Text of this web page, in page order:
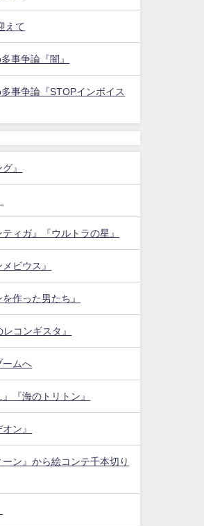
えて
事争論『闇』
事争論『STOPインボイス
』
ティガ』『ウルトラの星』
ビウス』
を作った男たち』
レコンギスタ』
ームへ
『海のトリトン』
ン』
ーン』から絵コンテ千本切り